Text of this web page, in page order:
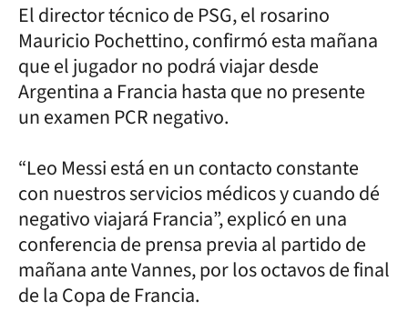
El director técnico de PSG, el rosarino
Mauricio Pochettino, confirmó esta mañana
que el jugador no podrá viajar desde
Argentina a Francia hasta que no presente
un examen PCR negativo.
“Leo Messi está en un contacto constante
con nuestros servicios médicos y cuando dé
negativo viajará Francia”, explicó en una
conferencia de prensa previa al partido de
mañana ante Vannes, por los octavos de final
de la Copa de Francia.